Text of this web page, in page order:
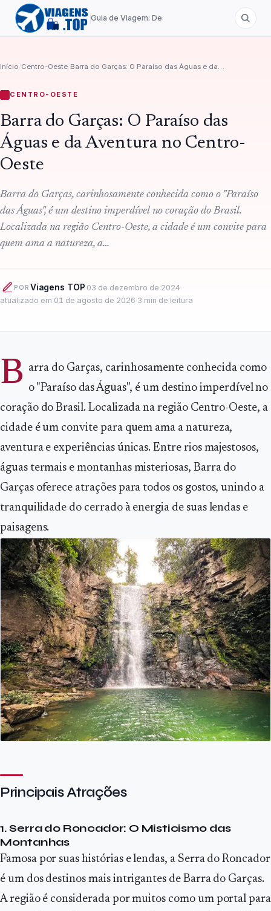
Guia de Viagem: Destinos de A a Z
Início/Centro-Oeste/ Barra do Garças: O Paraíso das Águas e da Aventura no Centro-Oeste
CENTRO-OESTE
Barra do Garças: O Paraíso das
Águas e da Aventura no Centro-
Oeste
Barra do Garças, carinhosamente conhecida como o "Paraíso
das Águas", é um destino imperdível no coração do Brasil.
Localizada na região Centro-Oeste, a cidade é um convite para
quem ama a natureza, a…
POR Viagens TOP 03 de dezembro de 2024
atualizado em 01 de agosto de 2026 3 min de leitura
B arra do Garças, carinhosamente conhecida como
o "Paraíso das Águas", é um destino imperdível no
coração do Brasil. Localizada na região Centro-Oeste, a
cidade é um convite para quem ama a natureza,
aventura e experiências únicas. Entre rios majestosos,
águas termais e montanhas misteriosas, Barra do
Garças oferece atrações para todos os gostos, unindo a
tranquilidade do cerrado à energia de suas lendas e
paisagens.
Principais Atrações
1. Serra do Roncador: O Misticismo das
Montanhas
Famosa por suas histórias e lendas, a Serra do Roncador
é um dos destinos mais intrigantes de Barra do Garças.
A região é considerada por muitos como um portal para